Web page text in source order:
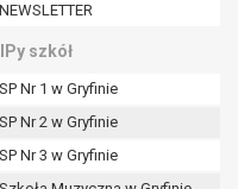
NEWSLETTER
szkół
SP Nr 1 w Gryfinie
SP Nr 2 w Gryfinie
SP Nr 3 w Gryfinie
po tym
i
między